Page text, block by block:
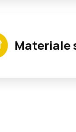
Magistrato
Materiale